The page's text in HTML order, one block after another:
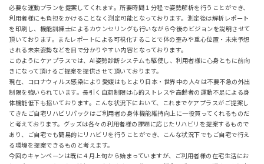
必要な運動プランを提案してくれます。所要時間１分程で姿勢解析を行うことができ、
利用者様にも負担をかけることなく測定可能となっております。測定後は解析レポート
を印刷し、機能訓練士によるカウンセリングも行いながら今後のビジョンを説明させて
頂いております。またレポートによる可視化することで体の歪みや重心位置・未来予想
される未来姿勢などを目で分かりやすい内容となっております。
このようにケアプラスでは、AI姿勢診断システムも駆使し、利用者様に心身ともに前向
きになって頂けるご提案を提供させて頂いております。
現在、コロナウィルス感染により愛媛はもとより日本・世界中の人々は不要不急の外出
制限を強いられています。長引く自粛制限は心的ストレスや高齢者の運動不足による身
体機能低下も招いております。こんな状況下において、これまでケアプラスがご提案し
てきたご自宅リハビリパックはご利用者の身体機能維持向上に一役買ってくれるものだ
と考えております。グッズは各々の利用者様の課題に応じたリハビリを提案するもので
あり、ご自宅でも簡易的にリハビリを行うことができ、こんな状況下でもご自宅で行え
る環境を提案できるものと考えます。
今回のキャンペーンは既に４月上旬から始まっていますが、ご利用者様の在宅生活にお